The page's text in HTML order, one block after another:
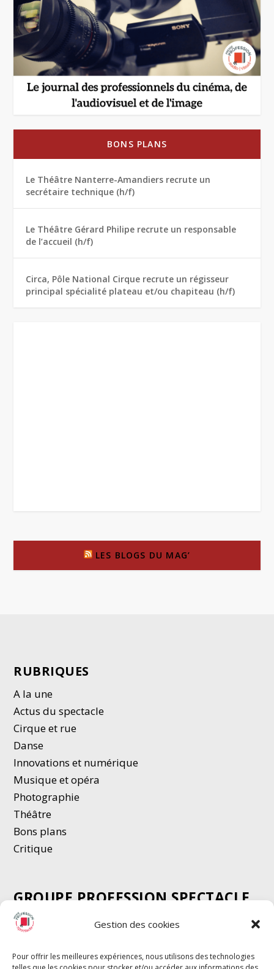
Gestion des cookies
Pour offrir les meilleures expériences, nous utilisons des technologies
BONS PLANS
Le Théâtre Nanterre-Amandiers recrute un
secrétaire technique (h/f)
Le Théâtre Gérard Philipe recrute un responsable
de l’accueil (h/f)
Circa, Pôle National Cirque recrute un régisseur
principal spécialité plateau et/ou chapiteau (h/f)
LES BLOGS DU MAG’
RUBRIQUES
A la une
Actus du spectacle
Cirque et rue
Danse
Innovations et numérique
Musique et opéra
Photographie
Théâtre
Bons plans
Critique
GROUPE PROFESSION SPECTACLE
Chèque Intermittents
Chèque Compta